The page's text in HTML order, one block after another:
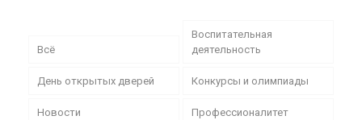
Всё
Воспитательная
деятельность
День открытых дверей Конкурсы и олимпиады
Новости Профессионалитет